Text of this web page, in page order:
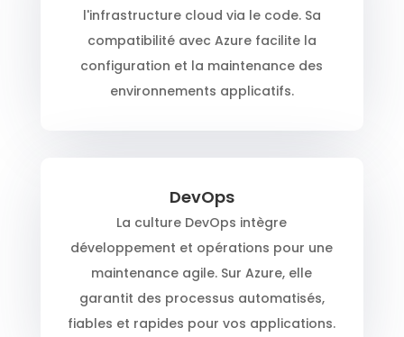
l'infrastructure cloud via le code. Sa
compatibilité avec Azure facilite la
configuration et la maintenance des
environnements applicatifs.
DevOps
La culture DevOps intègre
développement et opérations pour une
maintenance agile. Sur Azure, elle
garantit des processus automatisés,
fiables et rapides pour vos applications.